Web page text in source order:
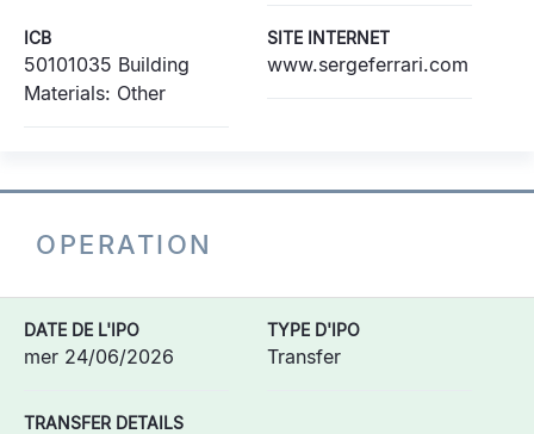
ICB
50101035 Building
Materials: Other
SITE INTERNET
www.sergeferrari.com
OPERATION
DATE DE L'IPO
mer 24/06/2026
TYPE D'IPO
Transfer
TRANSFER DETAILS